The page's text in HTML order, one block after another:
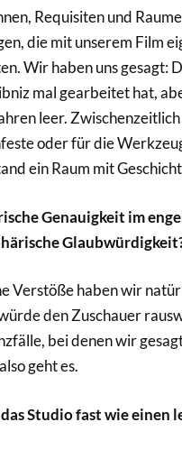
Requisiten und
die mit unserem Film
Wir haben uns gesagt:
mal gearbeitet hat,
leer.
oder für die
ein Raum mit
Genauigkeit im
Verstöße haben wir
den Zuschauer
bei denen wir
geht es.
Studio fast wie einen